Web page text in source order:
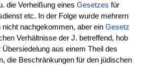
die Verheißung eines Gesetzes für
etc. In der Folge wurde mehrern
nicht nachgekommen, aber ein Gesetz
Verhältnisse der J. betreffend, hob
aus einem Theil des
die Beschränkungen für den jüdischen